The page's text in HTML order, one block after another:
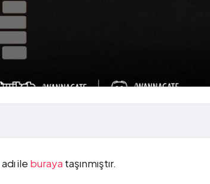
adı ile buraya taşınmıştır.